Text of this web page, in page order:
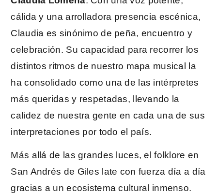
cálida y una arrolladora presencia escénica,
Claudia es sinónimo de peña, encuentro y
celebración. Su capacidad para recorrer los
distintos ritmos de nuestro mapa musical la
ha consolidado como una de las intérpretes
más queridas y respetadas, llevando la
calidez de nuestra gente en cada una de sus
interpretaciones por todo el país.
Más allá de las grandes luces, el folklore en
San Andrés de Giles late con fuerza día a día
gracias a un ecosistema cultural inmenso.